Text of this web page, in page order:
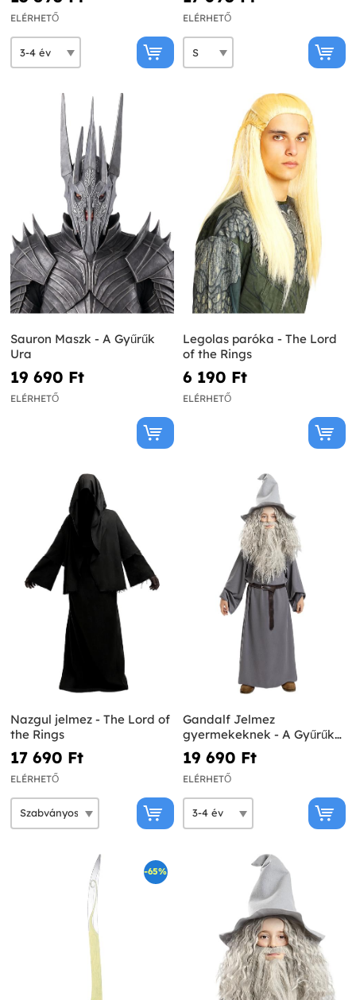
ELÉRHETŐ ELÉRHETŐ
Sauron Maszk - A Gyűrűk
Ura
19 690 Ft‎
ELÉRHETŐ
Legolas paróka - The Lord
of the Rings
6 190 Ft‎
ELÉRHETŐ
Nazgul jelmez - The Lord of
the Rings
17 690 Ft‎
ELÉRHETŐ
Gandalf Jelmez
gyermekeknek - A Gyűrűk
Ura
19 690 Ft‎
ELÉRHETŐ
-65%